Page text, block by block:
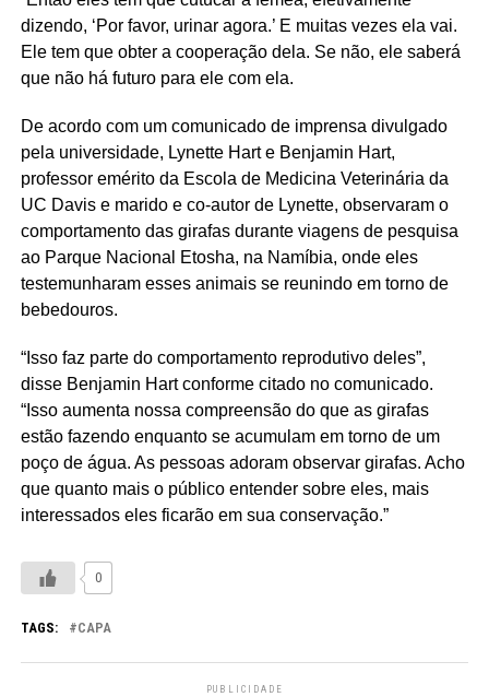
dizendo, ‘Por favor, urinar agora.’ E muitas vezes ela vai.
Ele tem que obter a cooperação dela. Se não, ele saberá
que não há futuro para ele com ela.
De acordo com um comunicado de imprensa divulgado
pela universidade, Lynette Hart e Benjamin Hart,
professor emérito da Escola de Medicina Veterinária da
UC Davis e marido e co-autor de Lynette, observaram o
comportamento das girafas durante viagens de pesquisa
ao Parque Nacional Etosha, na Namíbia, onde eles
testemunharam esses animais se reunindo em torno de
bebedouros.
“Isso faz parte do comportamento reprodutivo deles”,
disse Benjamin Hart conforme citado no comunicado.
“Isso aumenta nossa compreensão do que as girafas
estão fazendo enquanto se acumulam em torno de um
poço de água. As pessoas adoram observar girafas. Acho
que quanto mais o público entender sobre eles, mais
interessados ​​eles ficarão em sua conservação.”
0
TAGS: CAPA
PUBLICIDADE